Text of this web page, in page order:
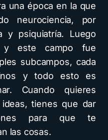
una época en la que
neurociencia, por
y psiquiatría. Luego
y este campo fue
subcampos, cada
y todo esto es
Cuando quieres
tienes que dar
para que te
las cosas.